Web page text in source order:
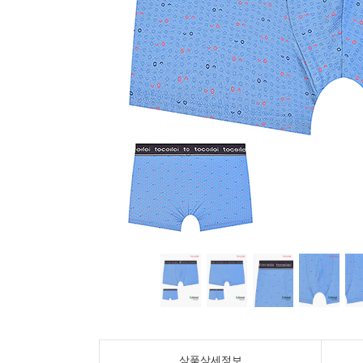
상품상세정보